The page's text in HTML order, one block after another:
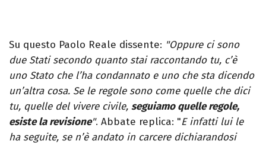
Su questo Paolo Reale dissente: "Oppure ci sono
due Stati secondo quanto stai raccontando tu, c’è
uno Stato che l’ha condannato e uno che sta dicendo
un’altra cosa. Se le regole sono come quelle che dici
tu, quelle del vivere civile, seguiamo quelle regole,
esiste la revisione". Abbate replica: "E infatti lui le
ha seguite, se n’è andato in carcere dichiarandosi